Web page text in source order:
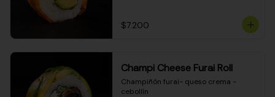
$7.200
Champi Cheese Furai Roll
Champiñón furai- queso crema -
cebollín